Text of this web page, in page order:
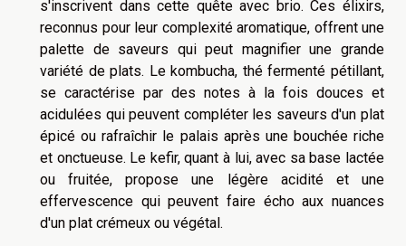
s'inscrivent dans cette quête avec brio. Ces élixirs,
reconnus pour leur complexité aromatique, offrent une
palette de saveurs qui peut magnifier une grande
variété de plats. Le kombucha, thé fermenté pétillant,
se caractérise par des notes à la fois douces et
acidulées qui peuvent compléter les saveurs d'un plat
épicé ou rafraîchir le palais après une bouchée riche
et onctueuse. Le kefir, quant à lui, avec sa base lactée
ou fruitée, propose une légère acidité et une
effervescence qui peuvent faire écho aux nuances
d'un plat crémeux ou végétal.